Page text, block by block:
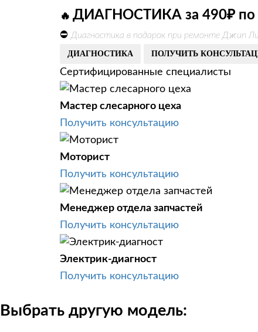
🔥 ДИАГНОСТИКА за 490₽ по
⛔ Диагностика в подарок при ремонте Джип
ДИАГНОСТИКА ПОЛУЧИТЬ
Сертифицированные специалисты
Мастер слесарного цеха
Получить консультацию
Моторист
Получить консультацию
Менеджер отдела запчастей
Получить консультацию
Электрик-диагност
Получить консультацию
Выбрать другую модель: